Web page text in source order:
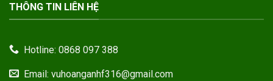
THÔNG TIN LIÊN HỆ
Hotline: 0868 097 388
Email: vuhoanganhf316@gmail.com